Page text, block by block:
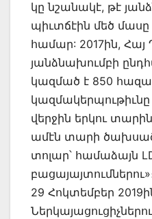
կը նշանակէ, թէ
պիւտճէին մեծ մասը
համար: 2017ին,
յանձնախումբի
կազմած է 850
վերջին երկու
ամէն տարի
տոլար՝ համաձայն
29 Հոկտեմբեր